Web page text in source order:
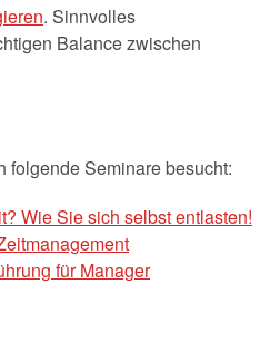
. Sinnvolles
Balance zwischen
folgende Seminare besucht:
Wie Sie sich selbst entlasten!
für Manager